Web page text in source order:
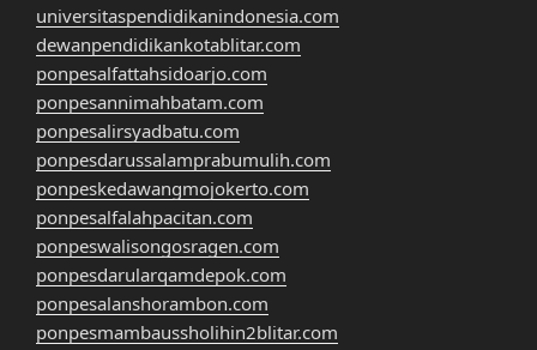
universitaspendidikanindonesia.com
dewanpendidikankotablitar.com
ponpesalfattahsidoarjo.com
ponpesannimahbatam.com
ponpesalirsyadbatu.com
ponpesdarussalamprabumulih.com
ponpeskedawangmojokerto.com
ponpesalfalahpacitan.com
ponpeswalisongosragen.com
ponpesdarularqamdepok.com
ponpesalanshorambon.com
ponpesmambaussholihin2blitar.com